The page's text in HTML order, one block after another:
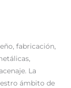
fabricación,
La
ámbito de